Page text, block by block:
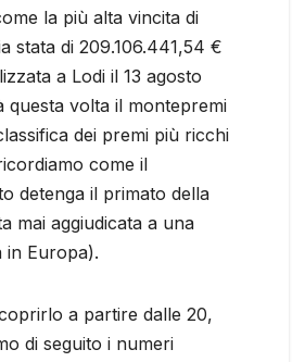
la più alta vincita di
stata di 209.106.441,54 €
a Lodi il 13 agosto
questa volta il montepremi
dei premi più ricchi
come il
detenga il primato della
mai aggiudicata a una
in Europa).
a partire dalle 20,
di seguito i numeri